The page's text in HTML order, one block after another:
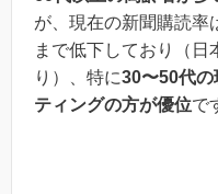
が、現在の新聞購読率
まで低下しており（日
り）、特に30〜50代の
ティングの方が優位で